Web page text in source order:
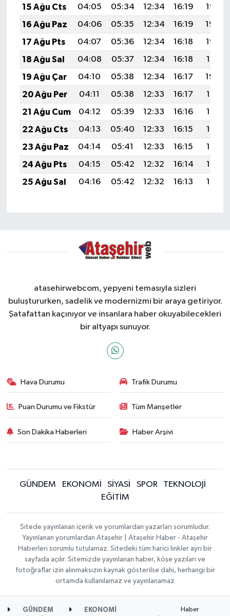
15 Ağu Cts
04:05 05:34 12:34 16:19
19:25
16 Ağu Paz
04:06 05:35 12:34 16:19
19:24
17 Ağu Pts
04:07 05:36 12:34 16:18
19:22
18 Ağu Sal
04:08 05:37 12:34 16:18
19:21
19 Ağu Çar
04:10 05:38 12:34 16:17
19:20
20 Ağu Per
04:11 05:38 12:33 16:17
19:18
21 Ağu Cum
04:12 05:39 12:33 16:16
19:17
22 Ağu Cts
04:13 05:40 12:33 16:15
19:16
23 Ağu Paz
04:14 05:41 12:33 16:15
19:14
24 Ağu Pts
04:15 05:42 12:32 16:14
19:13
25 Ağu Sal
04:16 05:42 12:32 16:13 19:12
atasehirwebcom, yepyeni temasıyla sizleri
buluştururken, sadelik ve modernizmi bir araya getiriyor.
Şatafattan kaçınıyor ve insanlara haber okuyabilecekleri
bir altyapı sunuyor.
Hava Durumu Trafik Durumu
Puan Durumu ve Fikstür Tüm Manşetler
Son Dakika Haberleri Haber Arşivi
GÜNDEM EKONOMİ SİYASİ SPOR
TEKNOLOJİ
EĞİTİM
Sitede yayınlanan içerik ve yorumlardan yazarları sorumludur.
Yayınlanan yorumlardan Ataşehir | Ataşehir Haber - Ataşehir
Haberleri sorumlu tutulamaz. Sitedeki tüm harici linkler ayrı bir
sayfada açılır. Sitemizde yayınlanan haber, köşe yazıları ve
fotoğraflar izin alınmaksızın kaynak gösterilse dahi, herhangi bir
ortamda kullanılamaz ve yayınlanamaz
GÜNDEM EKONOMİ Haber